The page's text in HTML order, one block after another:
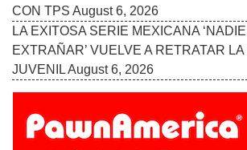
CON TPS August 6, 2026
LA EXITOSA SERIE MEXICANA
EXTRAÑAR’ VUELVE A RETRATAR
JUVENILAugust 6, 2026